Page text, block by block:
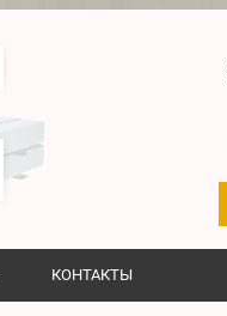
КОНТАКТЫ